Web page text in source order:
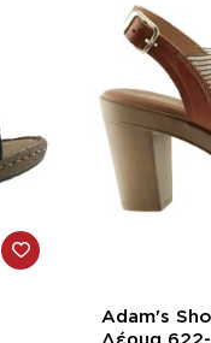
-35%
Adam's
Δέρμα